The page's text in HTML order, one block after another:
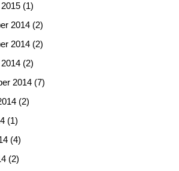
(1)
2014 (2)
2014 (2)
(2)
2014 (7)
(2)
(1)
(4)
(2)